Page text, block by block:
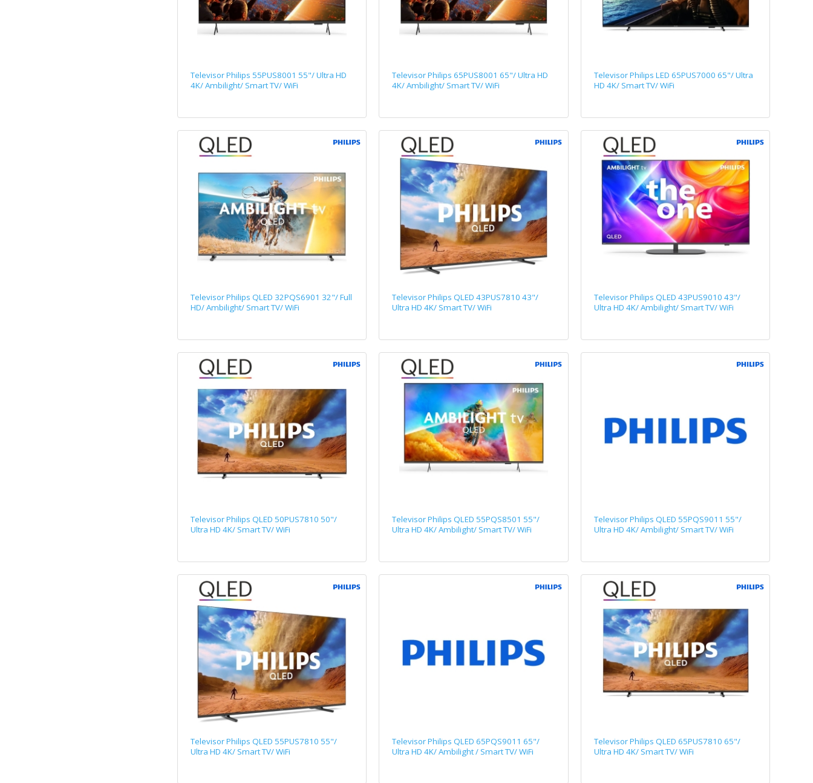
Televisor Philips 55PUS8001 55"/ Ultra HD
4K/ Ambilight/ Smart TV/ WiFi
Televisor Philips 65PUS8001 65"/ Ultra HD
4K/ Ambilight/ Smart TV/ WiFi
Televisor Philips LED 65PUS7000 65"/ Ultra
HD 4K/ Smart TV/ WiFi
Televisor Philips QLED 32PQS6901 32"/ Full
HD/ Ambilight/ Smart TV/ WiFi
Televisor Philips QLED 43PUS7810 43"/
Ultra HD 4K/ Smart TV/ WiFi
Televisor Philips QLED 43PUS9010 43"/
Ultra HD 4K/ Ambilight/ Smart TV/ WiFi
Televisor Philips QLED 50PUS7810 50"/
Ultra HD 4K/ Smart TV/ WiFi
Televisor Philips QLED 55PQS8501 55"/
Ultra HD 4K/ Ambilight/ Smart TV/ WiFi
Televisor Philips QLED 55PQS9011 55"/
Ultra HD 4K/ Ambilight/ Smart TV/ WiFi
Televisor Philips QLED 55PUS7810 55"/
Ultra HD 4K/ Smart TV/ WiFi
Televisor Philips QLED 65PQS9011 65"/
Ultra HD 4K/ Ambilight / Smart TV/ WiFi
Televisor Philips QLED 65PUS7810 65"/
Ultra HD 4K/ Smart TV/ WiFi